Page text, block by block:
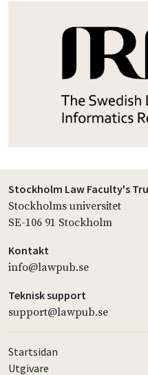
Stockholm Law Faculty's
Stockholms universitet
SE-106 91 Stockholm
Kontakt
info@lawpub.se
Teknisk support
support@lawpub.se
Startsidan
Utgivare